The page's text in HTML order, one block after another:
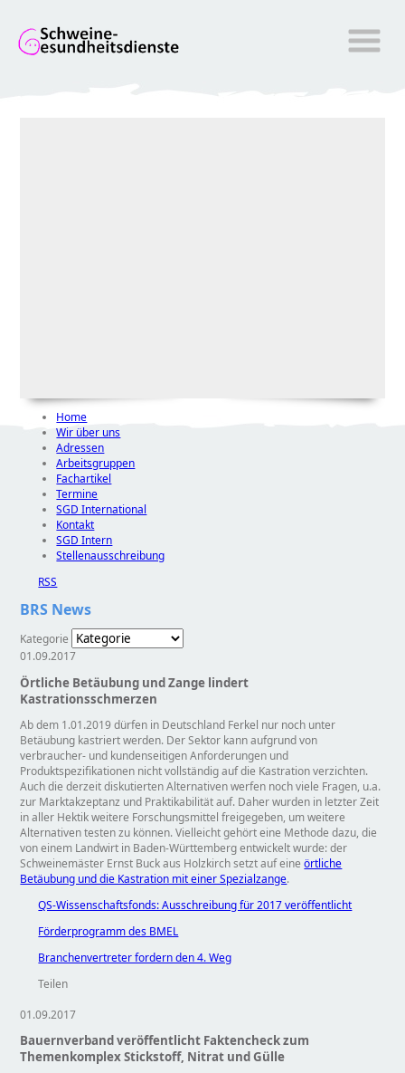
Home
Wir über uns
Adressen
Arbeitsgruppen
Fachartikel
Termine
SGD International
Kontakt
SGD Intern
Stellenausschreibung
RSS
BRS News
Kategorie
01.09.2017
Örtliche Betäubung und Zange lindert
Kastrationsschmerzen
Ab dem 1.01.2019 dürfen in Deutschland Ferkel nur noch unter
Betäubung kastriert werden. Der Sektor kann aufgrund von
verbraucher- und kundenseitigen Anforderungen und
Produktspezifikationen nicht vollständig auf die Kastration verzichten.
Auch die derzeit diskutierten Alternativen werfen noch viele Fragen, u.a.
zur Marktakzeptanz und Praktikabilität auf. Daher wurden in letzter Zeit
in aller Hektik weitere Forschungsmittel freigegeben, um weitere
Alternativen testen zu können. Vielleicht gehört eine Methode dazu, die
von einem Landwirt in Baden-Württemberg entwickelt wurde: der
Schweinemäster Ernst Buck aus Holzkirch setzt auf eineörtliche
Betäubung und die Kastration mit einer Spezialzange.
QS-Wissenschaftsfonds: Ausschreibung für 2017 veröffentlicht
Förderprogramm des BMEL
Branchenvertreter fordern den 4. Weg
Teilen
01.09.2017
Bauernverband veröffentlicht Faktencheck zum
Themenkomplex Stickstoff, Nitrat und Gülle